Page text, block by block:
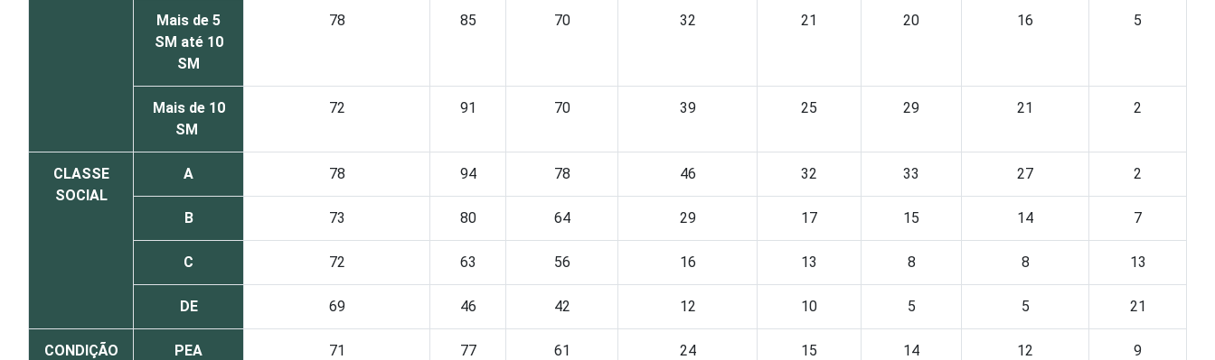
Mais de 5
SM até 10
SM
78 85 70 32 21 20 16 5
Mais de 10
SM
72 91 70 39 25 29 21 2
CLASSE
SOCIAL
A 78 94 78 46 32 33 27 2
B 73 80 64 29 17 15 14 7
C 72 63 56 16 13 8 8 13
DE 69 46 42 12 10 5 5 21
CONDIÇÃO PEA 71 77 61 24 15 14 12 9